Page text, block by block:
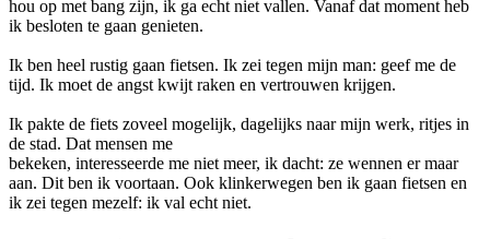
hou op met bang zijn, ik ga echt niet vallen. Vanaf dat moment heb
ik besloten te gaan genieten.
Ik ben heel rustig gaan fietsen. Ik zei tegen mijn man: geef me de
tijd. Ik moet de angst kwijt raken en vertrouwen krijgen.
Ik pakte de fiets zoveel mogelijk, dagelijks naar mijn werk, ritjes in
de stad. Dat mensen me
bekeken, interesseerde me niet meer, ik dacht: ze wennen er maar
aan. Dit ben ik voortaan. Ook klinkerwegen ben ik gaan fietsen en
ik zei tegen mezelf: ik val echt niet.